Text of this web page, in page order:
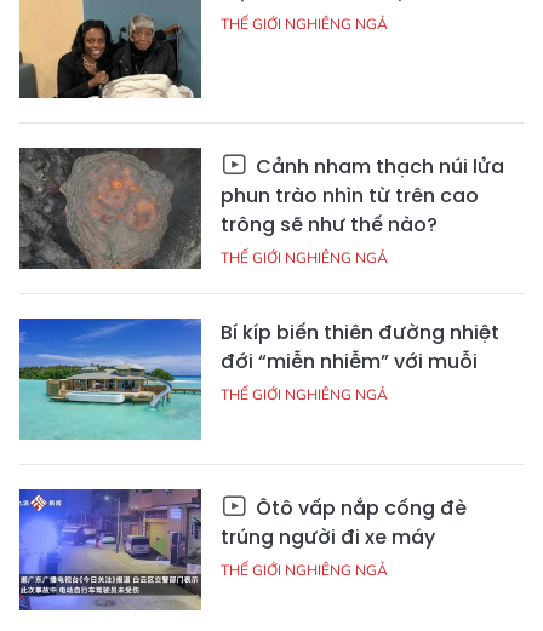
THẾ GIỚI NGHIÊNG NGẢ
Cảnh nham thạch núi lửa
phun trào nhìn từ trên cao
trông sẽ như thế nào?
THẾ GIỚI NGHIÊNG NGẢ
Bí kíp biến thiên đường nhiệt
đới “miễn nhiễm” với muỗi
THẾ GIỚI NGHIÊNG NGẢ
Ôtô vấp nắp cống đè
trúng người đi xe máy
THẾ GIỚI NGHIÊNG NGẢ